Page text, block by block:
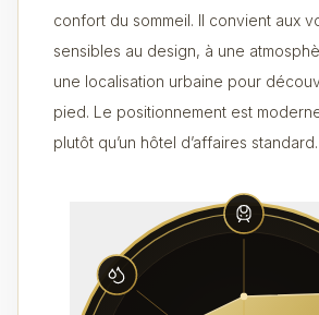
confort du sommeil. Il convient aux
sensibles au design, à une
une localisation urbaine pour
pied. Le positionnement est
plutôt qu’un hôtel d’affaires standard.